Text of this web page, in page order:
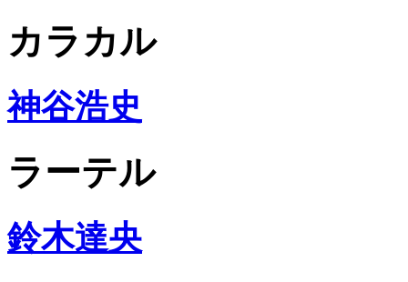
カラカル
神谷浩史
ラーテル
鈴木達央